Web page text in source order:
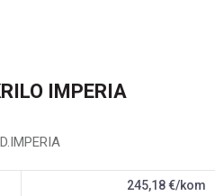
IMPERIA
245,18€/kom